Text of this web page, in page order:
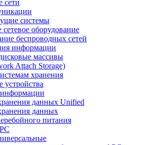
сети
системы
оборудование
беспроводных сетей
информации
массивы
Attach Storage)
хранения
устройства
данных Unified
данных
питания